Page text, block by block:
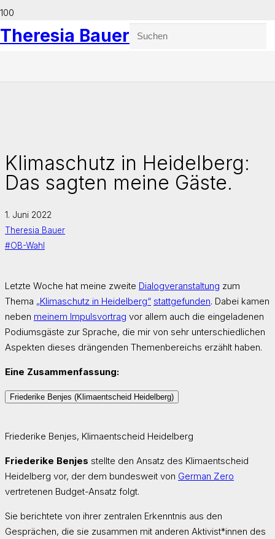
Theresia Bauer
Klimaschutz in Heidelberg:
Das sagten meine Gäste.
1. Juni 2022
Theresia Bauer
#OB-Wahl
Letzte Woche hat meine zweite Dialogveranstaltung zum
Thema „Klimaschutz in Heidelberg“ stattgefunden. Dabei kamen
neben meinem Impulsvortrag vor allem auch die eingeladenen
Podiumsgäste zur Sprache, die mir von sehr unterschiedlichen
Aspekten dieses drängenden Themenbereichs erzählt haben.
Eine Zusammenfassung:
Friederike Benjes (Klimaentscheid Heidelberg)
Friederike Benjes, Klimaentscheid Heidelberg
Friederike Benjes stellte den Ansatz des Klimaentscheid
Heidelberg vor, der dem bundesweit von German Zero
vertretenen Budget-Ansatz folgt.
Sie berichtete von ihrer zentralen Erkenntnis aus den
Gesprächen, die sie zusammen mit anderen Aktivist*innen des